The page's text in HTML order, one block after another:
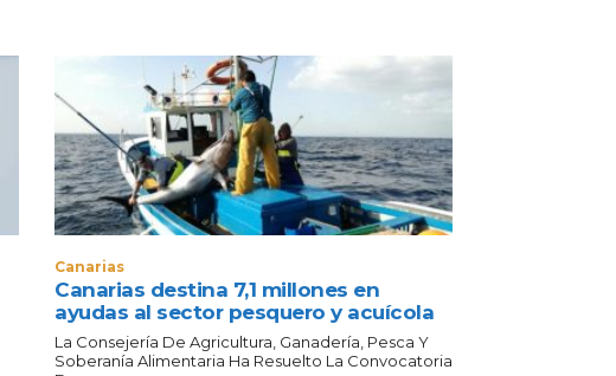
Canarias
Canarias destina 7,1 millones en
ayudas al sector pesquero y acuícola
La Consejería De Agricultura, Ganadería, Pesca Y
Soberanía Alimentaria Ha Resuelto La Convocatoria